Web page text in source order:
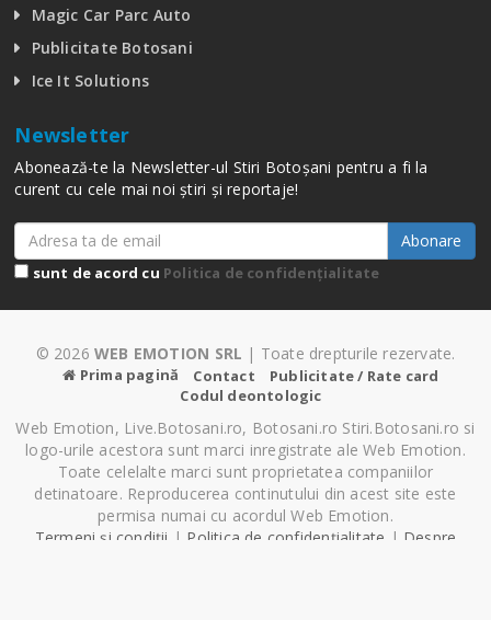
Magic Car Parc Auto
Publicitate Botosani
Ice It Solutions
Newsletter
Abonează-te la Newsletter-ul Stiri Botoșani pentru a fi la
curent cu cele mai noi știri și reportaje!
Abonare
sunt de acord cu Politica de confidențialitate
© 2026 WEB EMOTION SRL | Toate drepturile rezervate.
Prima pagină Contact
Publicitate / Rate card
Codul deontologic
Web Emotion, Live.Botosani.ro, Botosani.ro Stiri.Botosani.ro si
logo-urile acestora sunt marci inregistrate ale Web Emotion.
Toate celelalte marci sunt proprietatea companiilor
detinatoare. Reproducerea continutului din acest site este
permisa numai cu acordul Web Emotion.
Termeni și condiții | Politica de confidențialitate | Despre